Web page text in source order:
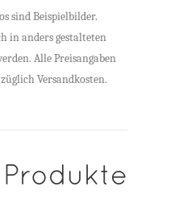
sind Beispielbilder.
in anders gestalteten
Alle Preisangaben
Versandkosten.